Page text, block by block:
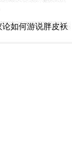
如何游说胖皮袄